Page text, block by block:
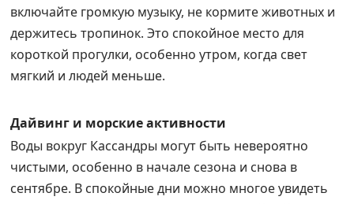
включайте громкую музыку, не кормите животных и
держитесь тропинок. Это спокойное место для
короткой прогулки, особенно утром, когда свет
мягкий и людей меньше.
Дайвинг и морские активности
Воды вокруг Кассандры могут быть невероятно
чистыми, особенно в начале сезона и снова в
сентябре. В спокойные дни можно многое увидеть